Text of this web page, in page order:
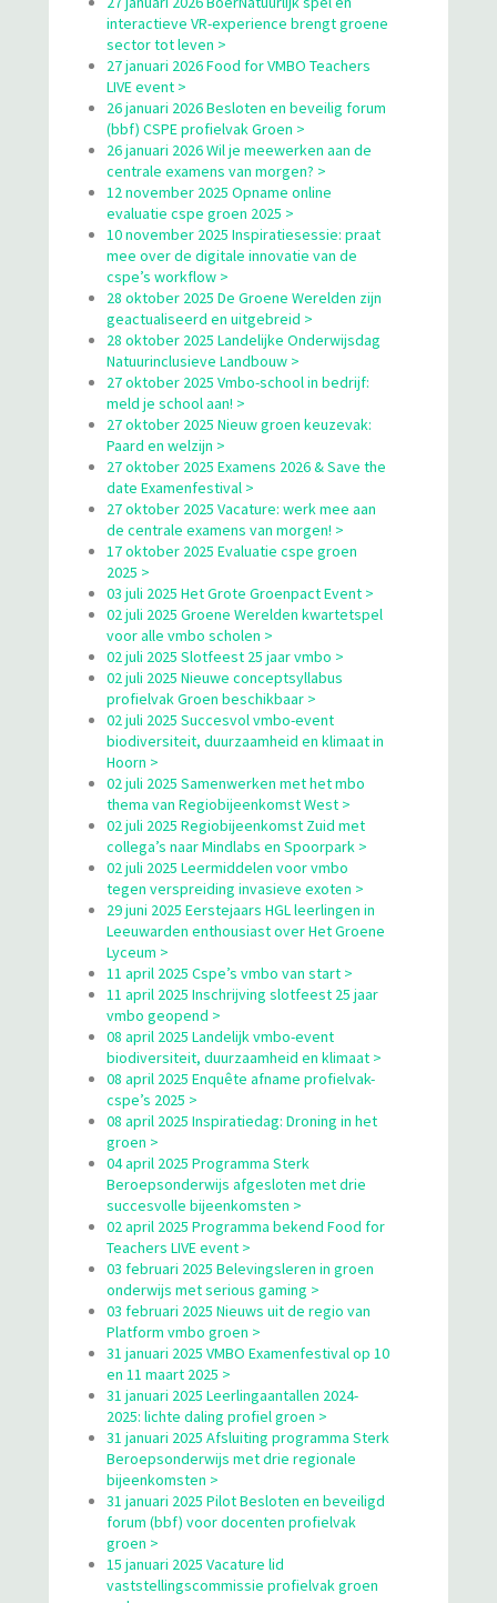
interactieve VR-experience brengt groene
sector tot leven >
27 januari 2026 Food for VMBO Teachers
LIVE event >
26 januari 2026 Besloten en beveilig forum
(bbf) CSPE profielvak Groen >
26 januari 2026 Wil je meewerken aan de
centrale examens van morgen? >
12 november 2025 Opname online
evaluatie cspe groen 2025 >
10 november 2025 Inspiratiesessie: praat
mee over de digitale innovatie van de
cspe’s workflow >
28 oktober 2025 De Groene Werelden zijn
geactualiseerd en uitgebreid >
28 oktober 2025 Landelijke Onderwijsdag
Natuurinclusieve Landbouw >
27 oktober 2025 Vmbo-school in bedrijf:
meld je school aan! >
27 oktober 2025 Nieuw groen keuzevak:
Paard en welzijn >
27 oktober 2025 Examens 2026 & Save the
date Examenfestival >
27 oktober 2025 Vacature: werk mee aan
de centrale examens van morgen! >
17 oktober 2025 Evaluatie cspe groen
2025 >
03 juli 2025 Het Grote Groenpact Event >
02 juli 2025 Groene Werelden kwartetspel
voor alle vmbo scholen >
02 juli 2025 Slotfeest 25 jaar vmbo >
02 juli 2025 Nieuwe conceptsyllabus
profielvak Groen beschikbaar >
02 juli 2025 Succesvol vmbo-event
biodiversiteit, duurzaamheid en klimaat in
Hoorn >
02 juli 2025 Samenwerken met het mbo
thema van Regiobijeenkomst West >
02 juli 2025 Regiobijeenkomst Zuid met
collega’s naar Mindlabs en Spoorpark >
02 juli 2025 Leermiddelen voor vmbo
tegen verspreiding invasieve exoten >
29 juni 2025 Eerstejaars HGL leerlingen in
Leeuwarden enthousiast over Het Groene
Lyceum >
11 april 2025 Cspe’s vmbo van start >
11 april 2025 Inschrijving slotfeest 25 jaar
vmbo geopend >
08 april 2025 Landelijk vmbo-event
biodiversiteit, duurzaamheid en klimaat >
08 april 2025 Enquête afname profielvak-
cspe’s 2025 >
08 april 2025 Inspiratiedag: Droning in het
groen >
04 april 2025 Programma Sterk
Beroepsonderwijs afgesloten met drie
succesvolle bijeenkomsten >
02 april 2025 Programma bekend Food for
Teachers LIVE event >
03 februari 2025 Belevingsleren in groen
onderwijs met serious gaming >
03 februari 2025 Nieuws uit de regio van
Platform vmbo groen >
31 januari 2025 VMBO Examenfestival op 10
en 11 maart 2025 >
31 januari 2025 Leerlingaantallen 2024-
2025: lichte daling profiel groen >
31 januari 2025 Afsluiting programma Sterk
Beroepsonderwijs met drie regionale
bijeenkomsten >
31 januari 2025 Pilot Besloten en beveiligd
forum (bbf) voor docenten profielvak
groen >
15 januari 2025 Vacature lid
vaststellingscommissie profielvak groen